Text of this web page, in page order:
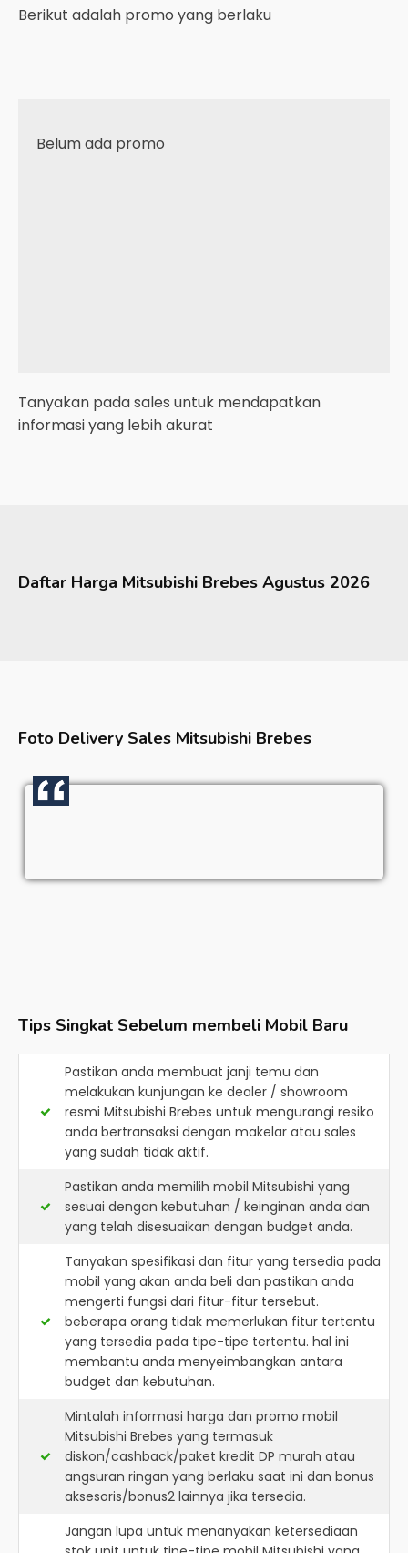
Berikut adalah promo yang berlaku
Belum ada promo
Tanyakan pada sales untuk mendapatkan
informasi yang lebih akurat
Daftar Harga Mitsubishi Brebes Agustus 2026
Foto Delivery Sales Mitsubishi Brebes
Tips Singkat Sebelum membeli Mobil Baru
Pastikan anda membuat janji temu dan
melakukan kunjungan ke dealer / showroom
resmi Mitsubishi Brebes untuk mengurangi resiko
anda bertransaksi dengan makelar atau sales
yang sudah tidak aktif.
Pastikan anda memilih mobil Mitsubishi yang
sesuai dengan kebutuhan / keinginan anda dan
yang telah disesuaikan dengan budget anda.
Tanyakan spesifikasi dan fitur yang tersedia pada
mobil yang akan anda beli dan pastikan anda
mengerti fungsi dari fitur-fitur tersebut.
beberapa orang tidak memerlukan fitur tertentu
yang tersedia pada tipe-tipe tertentu. hal ini
membantu anda menyeimbangkan antara
budget dan kebutuhan.
Mintalah informasi harga dan promo mobil
Mitsubishi Brebes yang termasuk
diskon/cashback/paket kredit DP murah atau
angsuran ringan yang berlaku saat ini dan bonus
aksesoris/bonus2 lainnya jika tersedia.
Jangan lupa untuk menanyakan ketersediaan